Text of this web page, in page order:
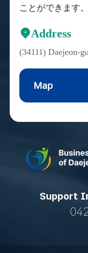
ことができます。
Address
(34111) Daejeon-
Map
Support